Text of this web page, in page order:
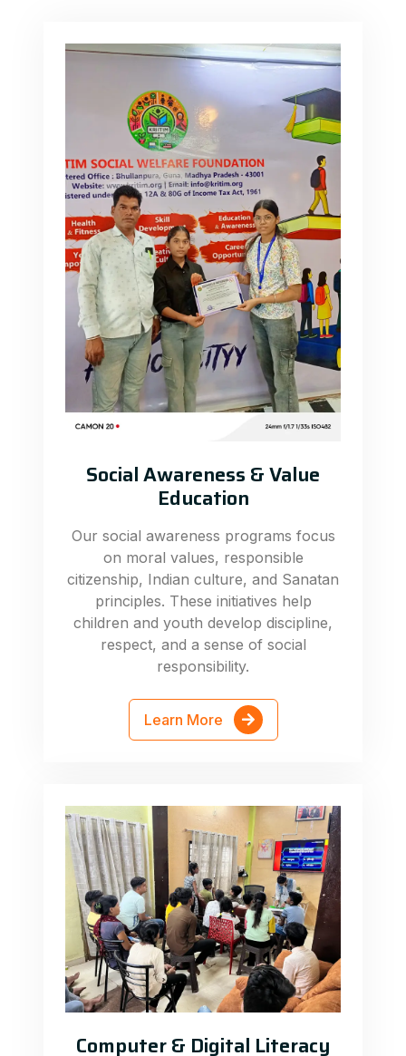
Social Awareness & Value
Education
Our social awareness programs focus
on moral values, responsible
citizenship, Indian culture, and Sanatan
principles. These initiatives help
children and youth develop discipline,
respect, and a sense of social
responsibility.
Learn More
Computer & Digital Literacy